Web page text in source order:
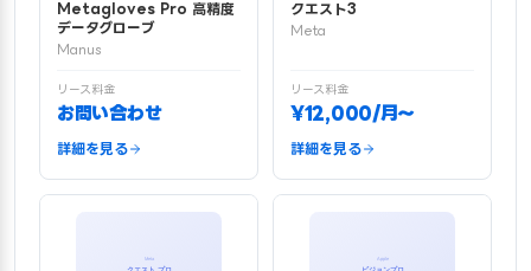
Metagloves Pro 高精度
データグローブ
Manus
リース料金
お問い合わせ
詳細を見る
クエスト3
Meta
リース料金
¥12,000/月〜
詳細を見る